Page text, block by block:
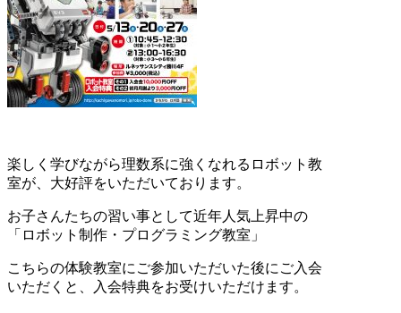
楽しく学びながら理数系に強くなれるロボット教
室が、大好評をいただいております。
お子さんたちの習い事として近年人気上昇中の
「ロボット制作・プログラミング教室」
こちらの体験教室にご参加いただいた後にご入会
いただくと、入会特典をお受けいただけます。